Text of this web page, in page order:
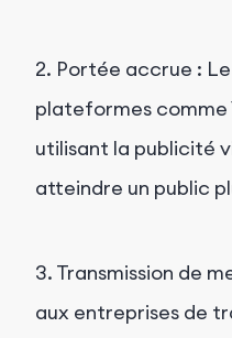
2. Portée accrue :
plateformes comme
utilisant la publicité
atteindre un public
3. Transmission de
aux entreprises de